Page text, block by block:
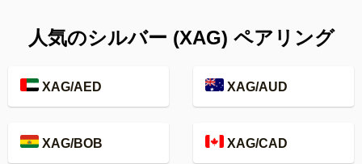
人気のシルバー (XAG) ペアリング
XAG/AED XAG/AUD
XAG/BOB XAG/CAD